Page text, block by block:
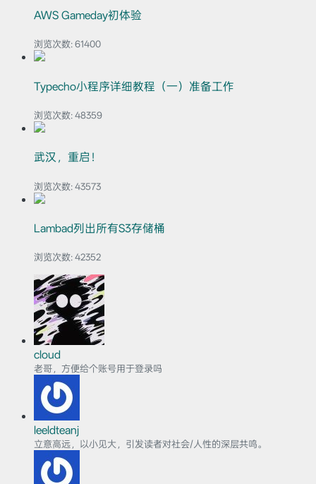
AWS Gameday初体验
浏览次数: 61400
Typecho小程序详细教程（一）准备工作
浏览次数: 48359
武汉，重启！
浏览次数: 43573
Lambad列出所有S3存储桶
浏览次数: 42352
cloud
老哥，方便给个账号用于登录吗
leeldteanj
立意高远，以小见大，引发读者对社会/人性的深层共鸣。